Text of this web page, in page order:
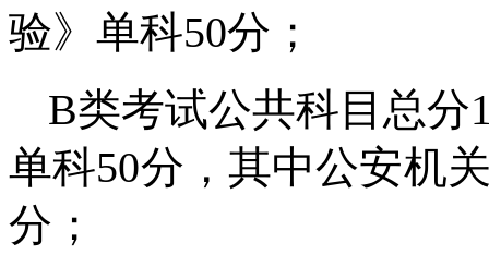
验》单科50分；
B类考试公共科目总分
单科50分，其中公安机
分；